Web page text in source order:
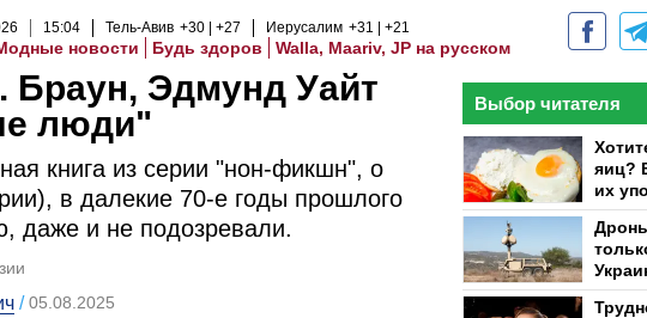
15:04 Тель-Авив +30 +27 Иерусалим +31 +21
новости Будь здоров Walla, Maariv, JP на русском
Браун, Эдмунд Уайт
люди"
книга из серии "нон-фикшн", о
в далекие 70-е годы прошлого
даже и не подозревали.
05.08.2025
Выбор читателя
яиц?
их